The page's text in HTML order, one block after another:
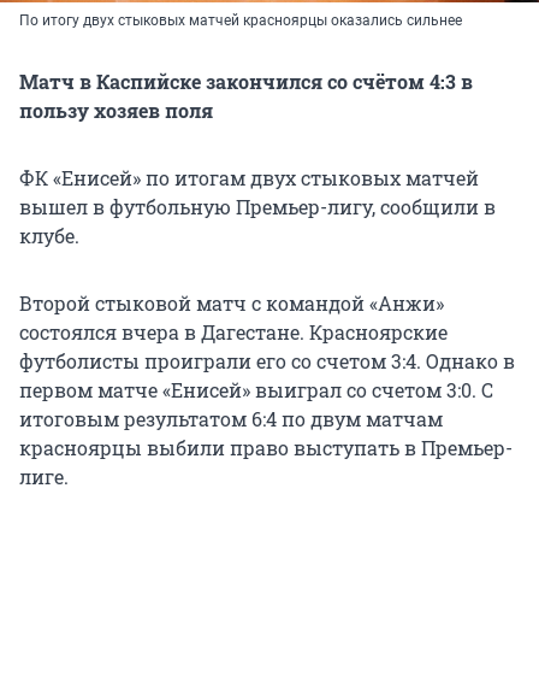
По итогу двух стыковых матчей красноярцы оказались сильнее
Матч в Каспийске закончился со счётом 4:3 в
пользу хозяев поля
ФК «Енисей» по итогам двух стыковых матчей
вышел в футбольную Премьер-лигу, сообщили в
клубе.
Второй стыковой матч с командой «Анжи»
состоялся вчера в Дагестане. Красноярские
футболисты проиграли его со счетом 3:4. Однако в
первом матче «Енисей» выиграл со счетом 3:0. С
итоговым результатом 6:4 по двум матчам
красноярцы выбили право выступать в Премьер-
лиге.